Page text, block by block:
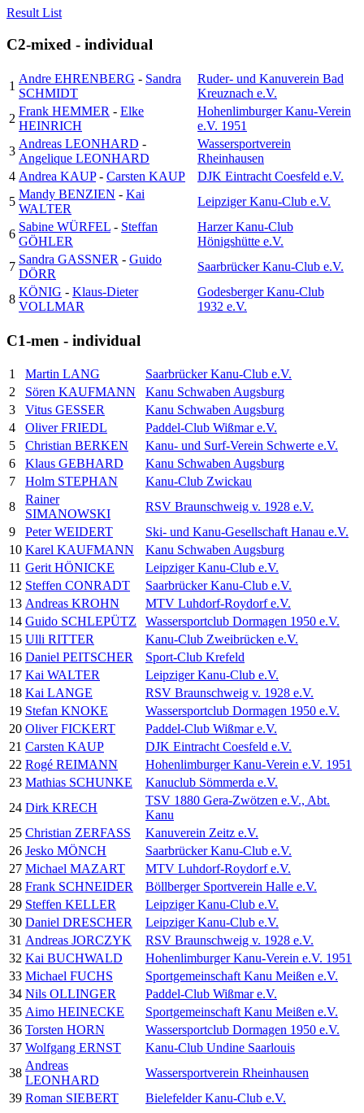
Result List
C2-mixed - individual
1
Andre EHRENBERG - Sandra
SCHMIDT
Ruder- und Kanuverein Bad
Kreuznach e.V.
2
Frank HEMMER - Elke
HEINRICH
Hohenlimburger Kanu-Verein
e.V. 1951
3
Andreas LEONHARD -
Angelique LEONHARD
Wassersportverein
Rheinhausen
4 Andrea KAUP- Carsten KAUP
DJK Eintracht Coesfeld e.V.
5
Mandy BENZIEN - Kai
WALTER
Leipziger Kanu-Club e.V.
6
Sabine WÜRFEL - Steffan
GÖHLER
Harzer Kanu-Club
Hönigshütte e.V.
7
Sandra GASSNER - Guido
DÖRR
Saarbrücker Kanu-Club e.V.
8
KÖNIG - Klaus-Dieter
VOLLMAR
Godesberger Kanu-Club
1932 e.V.
C1-men - individual
1 Martin LANG
Saarbrücker Kanu-Club e.V.
2
Sören KAUFMANN
Kanu Schwaben Augsburg
3
Vitus GESSER
Kanu Schwaben Augsburg
4
Oliver FRIEDL
Paddel-Club Wißmar e.V.
5
Christian BERKEN
Kanu- und Surf-Verein Schwerte e.V.
6
Klaus GEBHARD
Kanu Schwaben Augsburg
7
Holm STEPHAN
Kanu-Club Zwickau
8
Rainer
SIMANOWSKI
RSV Braunschweig v. 1928 e.V.
9
Peter WEIDERT
Ski- und Kanu-Gesellschaft Hanau e.V.
10 Karel KAUFMANN
Kanu Schwaben Augsburg
11 Gerit HÖNICKE
Leipziger Kanu-Club e.V.
12 Steffen CONRADT
Saarbrücker Kanu-Club e.V.
13 Andreas KROHN
MTV Luhdorf-Roydorf e.V.
14 Guido SCHLEPÜTZ
Wassersportclub Dormagen 1950 e.V.
15 Ulli RITTER
Kanu-Club Zweibrücken e.V.
16 Daniel PEITSCHER
Sport-Club Krefeld
17 Kai WALTER
Leipziger Kanu-Club e.V.
18 Kai LANGE
RSV Braunschweig v. 1928 e.V.
19 Stefan KNOKE
Wassersportclub Dormagen 1950 e.V.
20 Oliver FICKERT
Paddel-Club Wißmar e.V.
21 Carsten KAUP
DJK Eintracht Coesfeld e.V.
22 Rogé REIMANN
Hohenlimburger Kanu-Verein e.V. 1951
23 Mathias SCHUNKE
Kanuclub Sömmerda e.V.
24 Dirk KRECH
TSV 1880 Gera-Zwötzen e.V., Abt.
Kanu
25 Christian ZERFASS
Kanuverein Zeitz e.V.
26 Jesko MÖNCH
Saarbrücker Kanu-Club e.V.
27 Michael MAZART
MTV Luhdorf-Roydorf e.V.
28 Frank SCHNEIDER
Böllberger Sportverein Halle e.V.
29 Steffen KELLER
Leipziger Kanu-Club e.V.
30 Daniel DRESCHER
Leipziger Kanu-Club e.V.
31 Andreas JORCZYK
RSV Braunschweig v. 1928 e.V.
32 Kai BUCHWALD
Hohenlimburger Kanu-Verein e.V. 1951
33 Michael FUCHS
Sportgemeinschaft Kanu Meißen e.V.
34 Nils OLLINGER
Paddel-Club Wißmar e.V.
35 Aimo HEINECKE
Sportgemeinschaft Kanu Meißen e.V.
36 Torsten HORN
Wassersportclub Dormagen 1950 e.V.
37 Wolfgang ERNST
Kanu-Club Undine Saarlouis
38
Andreas
LEONHARD
Wassersportverein Rheinhausen
39 Roman SIEBERT Bielefelder Kanu-Club e.V.